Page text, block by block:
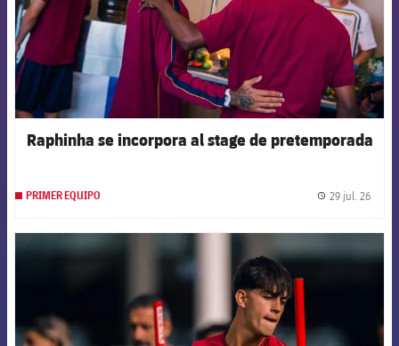
Raphinha se incorpora al stage de pretemporada
PRIMER EQUIPO 29 jul. 26